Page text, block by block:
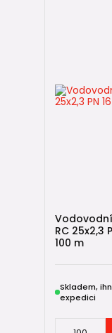
, které patří
Montáž je velmi
PE trubky 32 mm
Nejčastější
Vodovodní
RC 25x2,3
100 m
Skladem,
expedici